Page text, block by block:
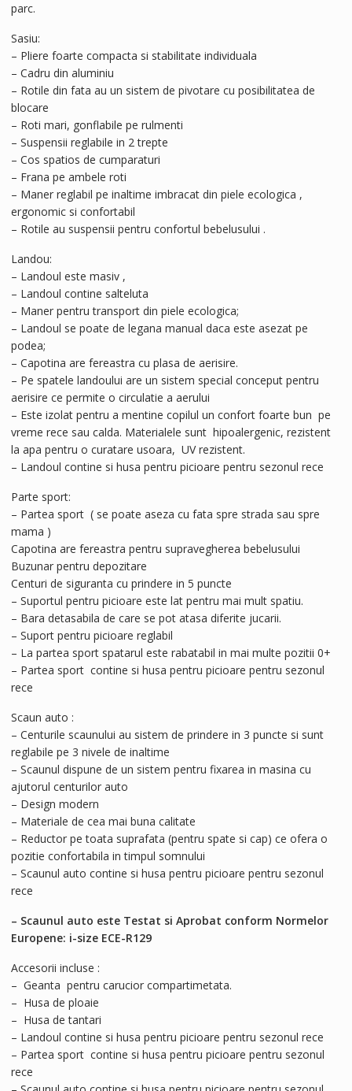
parc.
Sasiu:
– Pliere foarte compacta si stabilitate individuala
– Cadru din aluminiu
– Rotile din fata au un sistem de pivotare cu posibilitatea de
blocare
– Roti mari, gonflabile pe rulmenti
– Suspensii reglabile in 2 trepte
– Cos spatios de cumparaturi
– Frana pe ambele roti
– Maner reglabil pe inaltime imbracat din piele ecologica ,
ergonomic si confortabil
– Rotile au suspensii pentru confortul bebelusului .
Landou:
– Landoul este masiv ,
– Landoul contine salteluta
– Maner pentru transport din piele ecologica;
– Landoul se poate de legana manual daca este asezat pe
podea;
– Capotina are fereastra cu plasa de aerisire.
– Pe spatele landoului are un sistem special conceput pentru
aerisire ce permite o circulatie a aerului
– Este izolat pentru a mentine copilul un confort foarte bun pe
vreme rece sau calda. Materialele sunt hipoalergenic, rezistent
la apa pentru o curatare usoara, UV rezistent.
– Landoul contine si husa pentru picioare pentru sezonul rece
Parte sport:
– Partea sport ( se poate aseza cu fata spre strada sau spre
mama )
Capotina are fereastra pentru supravegherea bebelusului
Buzunar pentru depozitare
Centuri de siguranta cu prindere in 5 puncte
– Suportul pentru picioare este lat pentru mai mult spatiu.
– Bara detasabila de care se pot atasa diferite jucarii.
– Suport pentru picioare reglabil
– La partea sport spatarul este rabatabil in mai multe pozitii 0+
– Partea sport contine si husa pentru picioare pentru sezonul
rece
Scaun auto :
– Centurile scaunului au sistem de prindere in 3 puncte si sunt
reglabile pe 3 nivele de inaltime
– Scaunul dispune de un sistem pentru fixarea in masina cu
ajutorul centurilor auto
– Design modern
– Materiale de cea mai buna calitate
– Reductor pe toata suprafata (pentru spate si cap) ce ofera o
pozitie confortabila in timpul somnului
– Scaunul auto contine si husa pentru picioare pentru sezonul
rece
– Scaunul auto este Testat si Aprobat conform Normelor
Europene: i-size ECE-R129
Accesorii incluse :
– Geanta pentru carucior compartimetata.
– Husa de ploaie
– Husa de tantari
– Landoul contine si husa pentru picioare pentru sezonul rece
– Partea sport contine si husa pentru picioare pentru sezonul
rece